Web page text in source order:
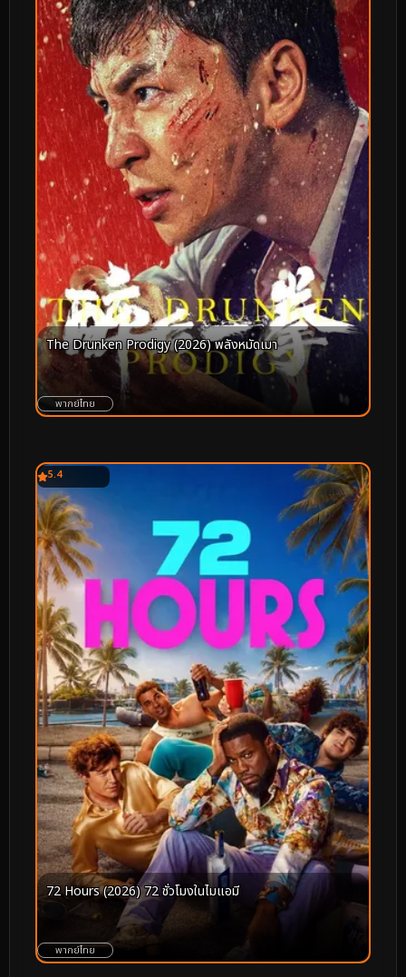
The Drunken Prodigy (2026) พลังหมัดเมา
พากย์ไทย
5.4
72 Hours (2026) 72 ชั่วโมงในไมแอมี
พากย์ไทย